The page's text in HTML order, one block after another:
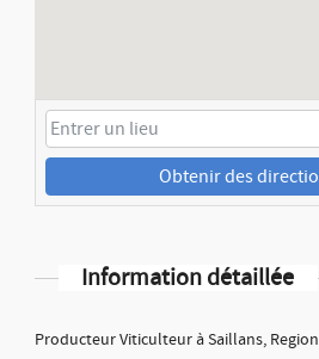
Obtenir des
Information détaillée
Producteur Viticulteur à Saillans,